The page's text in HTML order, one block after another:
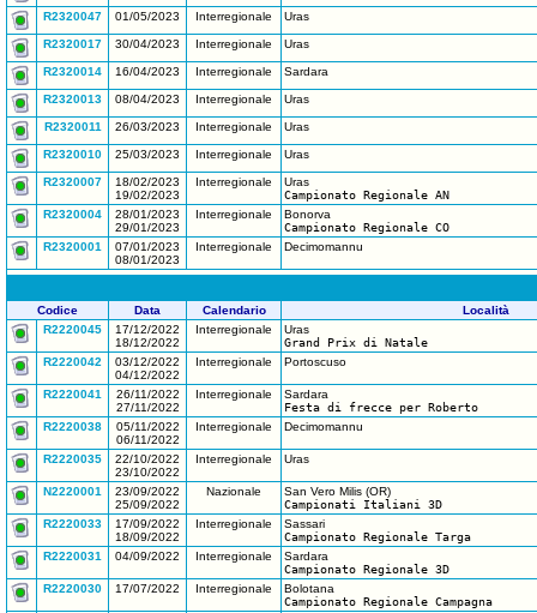
R2320047 01/05/2023 Interregionale Uras
R2320017 30/04/2023 Interregionale Uras
R2320014 16/04/2023 Interregionale Sardara
R2320013 08/04/2023 Interregionale Uras
R2320011 26/03/2023 Interregionale Uras
R2320010 25/03/2023 Interregionale Uras
R2320007
18/02/2023
19/02/2023
Interregionale
Uras
Campionato Regionale AN
R2320004
28/01/2023
29/01/2023
Interregionale
Bonorva
Campionato Regionale CO
R2320001
07/01/2023
08/01/2023
Interregionale Decimomannu
Codice Data Calendario
Località
R2220045
17/12/2022
18/12/2022
Interregionale
Uras
Grand Prix di Natale
R2220042
03/12/2022
04/12/2022
Interregionale Portoscuso
R2220041
26/11/2022
27/11/2022
Interregionale
Sardara
Festa di frecce per Roberto
R2220038
05/11/2022
06/11/2022
Interregionale Decimomannu
R2220035
22/10/2022
23/10/2022
Interregionale Uras
N2220001
23/09/2022
25/09/2022
Nazionale
San Vero Milis (OR)
Campionati Italiani 3D
R2220033
17/09/2022
18/09/2022
Interregionale
Sassari
Campionato Regionale Targa
R2220031
04/09/2022 Interregionale
Sardara
Campionato Regionale 3D
R2220030
17/07/2022 Interregionale
Bolotana
Campionato Regionale Campagna